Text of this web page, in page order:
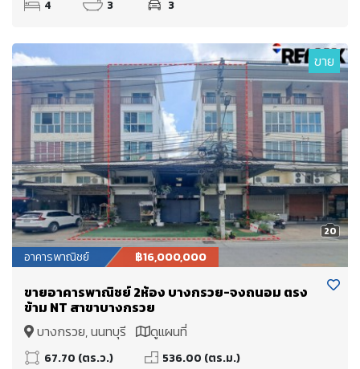
4 3 3
20
ขาย
อาคารพาณิชย์ ฿16,000,000
ขายอาคารพาณิชย์ 2ห้อง บางกรวย-จงถนอม ตรง
ข้าม NT สาขาบางกรวย
บางกรวย, นนทบุรี
ดูแผนที่
67.70 (ตร.ว.)
536.00 (ตร.ม.)